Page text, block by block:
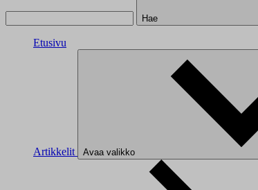
Hae
Etusivu
Artikkelit Avaa valikko